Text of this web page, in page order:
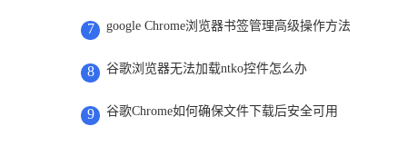
7 google Chrome浏览器书签管理高级操作方法
8 谷歌浏览器无法加载ntko控件怎么办
9 谷歌Chrome如何确保文件下载后安全可用